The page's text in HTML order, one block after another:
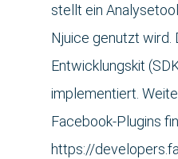
stellt ein
Njuice genutzt wird.
Entwicklungskit
implementiert.
Facebook-Plugins
https://